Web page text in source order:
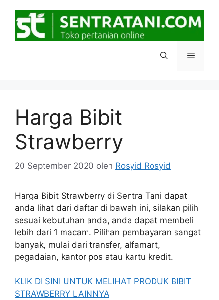
Menu
Harga Bibit
Strawberry
20 September 2020 oleh Rosyid Rosyid
Harga Bibit Strawberry di Sentra Tani dapat
anda lihat dari daftar di bawah ini, silakan pilih
sesuai kebutuhan anda, anda dapat membeli
lebih dari 1 macam. Pilihan pembayaran sangat
banyak, mulai dari transfer, alfamart,
pegadaian, kantor pos atau kartu kredit.
KLIK DI SINI UNTUK MELIHAT PRODUK BIBIT
STRAWBERRY LAINNYA